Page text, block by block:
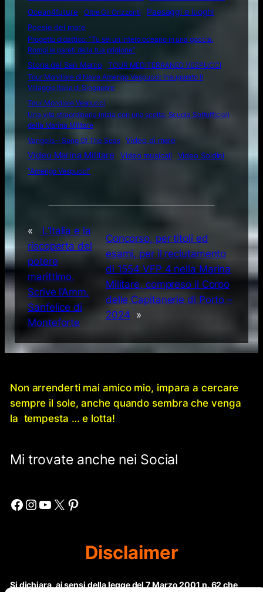
Ocean4future
Oltre Gli Orizzonti
Paesaggi e luoghi
Poesie del mare
Progetto didattico: “Tu sei un intero oceano in una goccia.
Rompi le pareti della tua prigione”
Storia del San Marco
TOUR MEDITERRANEO VESPUCCI
Tour Mondiale di Nave Amerigo Vespucci: inaugurato il
Villaggio Italia di Singapore
Tour Mondiale Vespucci
Una vita straordinaria inizia con una scelta: Scuola Sottufficiali
della Marina Militare
Vangelis – Song Of The Seas
Video di mare
Video Marina Militare Video musicali
Video Soldini
“Amerigo Vespucci”
«
L’Italia e la
riscoperta del
potere
marittimo.
Scrive l’Amm.
Sanfelice di
Monteforte
Concorso, per titoli ed
esami, per il reclutamento
di 1554 VFP 4 nella Marina
Militare, compreso il Corpo
delle Capitanerie di Porto –
2024 »
Non arrenderti mai amico mio, impara a cercare
sempre il sole, anche quando sembra che venga
la tempesta … e lotta!
Mi trovate anche nei Social
Facebook Instagram YouTube X Pinterest
Disclaimer
Si dichiara, ai sensi della legge del 7 Marzo 2001 n. 62 che